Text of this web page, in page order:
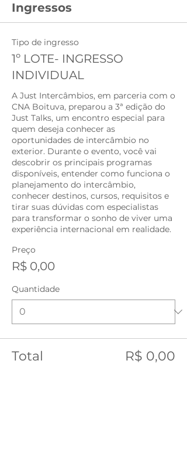
Ingressos
Tipo de ingresso
1º LOTE- INGRESSO
INDIVIDUAL
A Just Intercâmbios, em parceria com o
CNA Boituva, preparou a 3ª edição do
Just Talks, um encontro especial para
quem deseja conhecer as
oportunidades de intercâmbio no
exterior. Durante o evento, você vai
descobrir os principais programas
disponíveis, entender como funciona o
planejamento do intercâmbio,
conhecer destinos, cursos, requisitos e
tirar suas dúvidas com especialistas
para transformar o sonho de viver uma
experiência internacional em realidade.
Preço
R$ 0,00
Quantidade
Total R$ 0,00